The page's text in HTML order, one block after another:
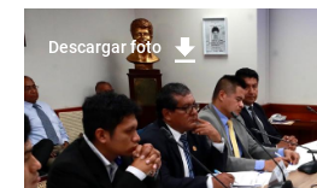
Descargar foto